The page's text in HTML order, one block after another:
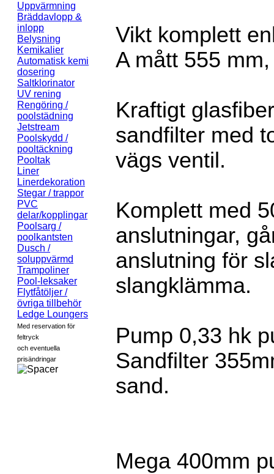
Uppvärmning
Bräddavlopp &
inlopp
Belysning
Kemikalier
Automatisk kemi
dosering
Saltklorinator
UV rening
Rengöring /
poolstädning
Jetstream
Poolskydd /
pooltäckning
Pooltak
Liner
Linerdekoration
Stegar / trappor
PVC
delar/kopplingar
Poolsarg /
poolkantsten
Dusch /
soluppvärmd
Trampoliner
Pool-leksaker
Flytfåtöljer /
övriga tillbehör
Ledge Loungers
Med reservation för
feltryck
och eventuella
prisändringar
Vikt komplett
A mått 555
Kraftigt
sandfilter med
vägs ventil.
Komplett med
anslutningar,
anslutning för
slangklämma.
Pump 0,33 hk
Sandfilter
sand.
Mega 400mm